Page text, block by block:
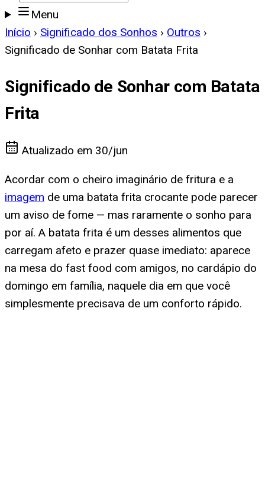
Menu
Início › Significado dos Sonhos › Outros ›
Significado de Sonhar com Batata Frita
Significado de Sonhar com Batata
Frita
Atualizado em 30/jun
Acordar com o cheiro imaginário de fritura e a
imagem de uma batata frita crocante pode parecer
um aviso de fome — mas raramente o sonho para
por aí. A batata frita é um desses alimentos que
carregam afeto e prazer quase imediato: aparece
na mesa do fast food com amigos, no cardápio do
domingo em família, naquele dia em que você
simplesmente precisava de um conforto rápido.